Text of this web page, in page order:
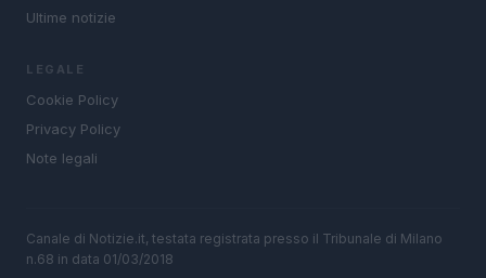
Ultime notizie
LEGALE
Cookie Policy
Privacy Policy
Note legali
Canale di Notizie.it, testata registrata presso il Tribunale di Milano
n.68 in data 01/03/2018